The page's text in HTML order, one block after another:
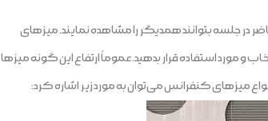
در جلسه بتوانند همدیگر را مشاهده نمایند. میزهای
استفاده قرار بدهید. عموماً ارتفاع این گونه میزها